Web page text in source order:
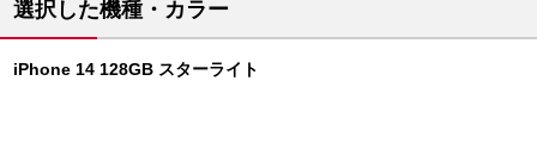
選択した機種・カラー
iPhone 14 128GB スターライト